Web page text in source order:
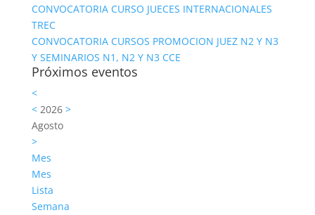
CONVOCATORIA CURSO JUECES INTERNACIONALES
TREC
CONVOCATORIA CURSOS PROMOCION JUEZ N2 Y N3
Y SEMINARIOS N1, N2 Y N3 CCE
Próximos eventos
<
<2026 >
Agosto
>
Mes
Mes
Lista
Semana